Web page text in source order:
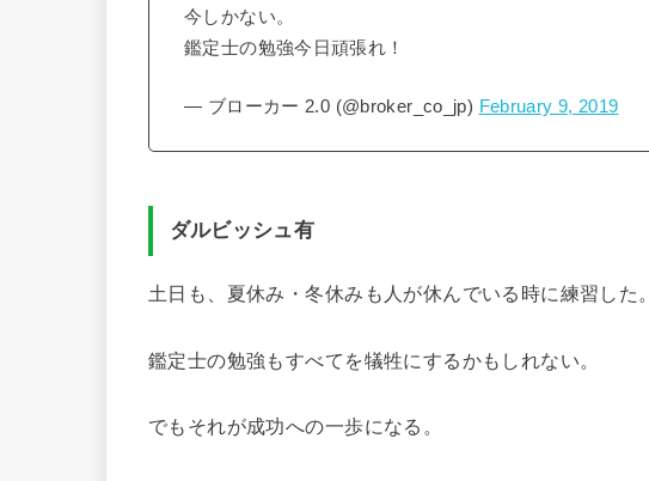
今しかない。
鑑定士の勉強今日頑張れ！
— ブローカー 2.0 (@broker_co_jp) February 9, 2019
ダルビッシュ有
土日も、夏休み・冬休みも人が休んでいる時に練習した。
鑑定士の勉強もすべてを犠牲にするかもしれない。
でもそれが成功への一歩になる。